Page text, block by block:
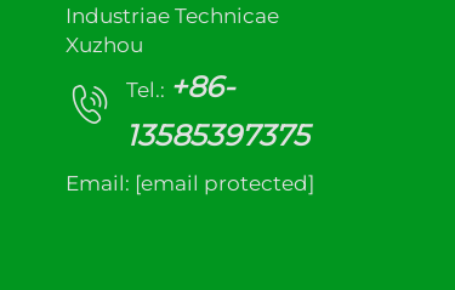
Industriae Technicae
Xuzhou
Tel.: +86-
13585397375
Email: [email protected]